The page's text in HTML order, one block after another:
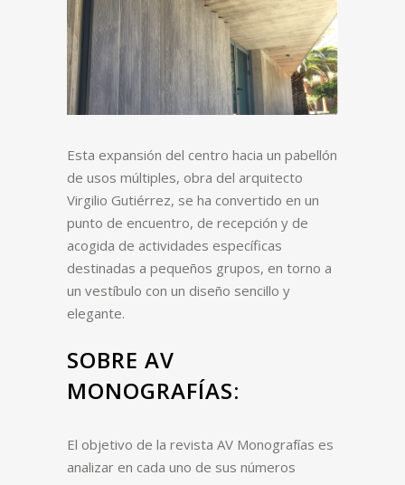
Esta expansión del centro hacia un pabellón
de usos múltiples, obra del arquitecto
Virgilio Gutiérrez, se ha convertido en un
punto de encuentro, de recepción y de
acogida de actividades específicas
destinadas a pequeños grupos, en torno a
un vestíbulo con un diseño sencillo y
elegante.
SOBRE AV
MONOGRAFÍAS:
El objetivo de la revista AV Monografías es
analizar en cada uno de sus números